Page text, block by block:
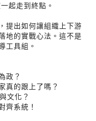
起走到終點。
提出如何讓組織上下游
地的實戰心法。這不是
工具組。
政？
真的跟上了嗎？
文化？
齊系統！